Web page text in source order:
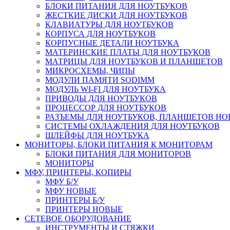
БЛОКИ ПИТАНИЯ ДЛЯ НОУТБУКОВ
ЖЕСТКИЕ ДИСКИ ДЛЯ НОУТБУКОВ
КЛАВИАТУРЫ ДЛЯ НОУТБУКОВ
КОРПУСА ДЛЯ НОУТБУКОВ
КОРПУСНЫЕ ДЕТАЛИ НОУТБУКА
МАТЕРИНСКИЕ ПЛАТЫ ДЛЯ НОУТБУКОВ
МАТРИЦЫ ДЛЯ НОУТБУКОВ И ПЛАНШЕТОВ
МИКРОСХЕМЫ, ЧИПЫ
МОДУЛИ ПАМЯТИ SODIMM
МОДУЛЬ WI-FI ДЛЯ НОУТБУКА
ПРИВОДЫ ДЛЯ НОУТБУКОВ
ПРОЦЕССОР ДЛЯ НОУТБУКОВ
РАЗЪЕМЫ ДЛЯ НОУТБУКОВ, ПЛАНШЕТОВ
СИСТЕМЫ ОХЛАЖДЕНИЯ ДЛЯ НОУТБУКОВ
ШЛЕЙФЫ ДЛЯ НОУТБУКА
МОНИТОРЫ, БЛОКИ ПИТАНИЯ К МОНИТОРАМ
БЛОКИ ПИТАНИЯ ДЛЯ МОНИТОРОВ
МОНИТОРЫ
МФУ, ПРИНТЕРЫ, КОПИРЫ
МФУ Б/У
МФУ НОВЫЕ
ПРИНТЕРЫ Б/У
ПРИНТЕРЫ НОВЫЕ
СЕТЕВОЕ ОБОРУДОВАНИЕ
ИНСТРУМЕНТЫ И СТЯЖКИ